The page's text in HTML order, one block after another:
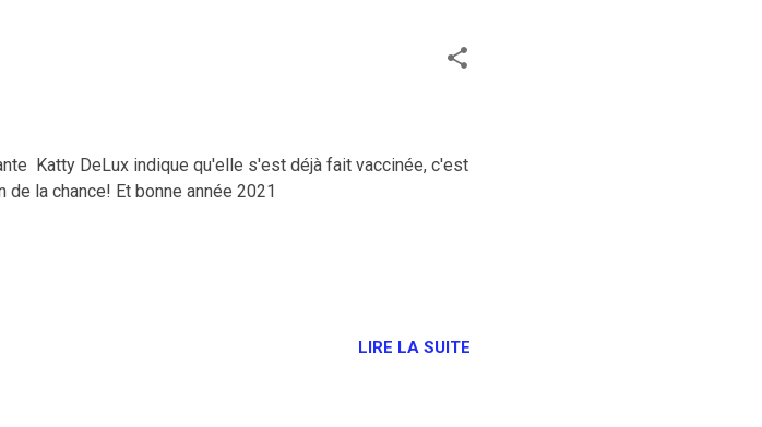
Katty DeLux indique qu'elle s'est déjà fait vaccinée, c'est
la chance! Et bonne année 2021
LIRE LA SUITE